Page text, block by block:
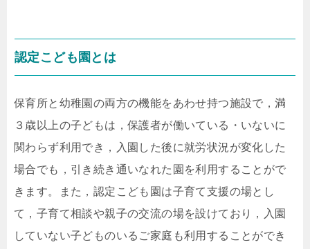
認定こども園とは
保育所と幼稚園の両方の機能をあわせ持つ施設で，満
３歳以上の子どもは，保護者が働いている・いないに
関わらず利用でき，入園した後に就労状況が変化した
場合でも，引き続き通いなれた園を利用することがで
きます。また，認定こども園は子育て支援の場とし
て，子育て相談や親子の交流の場を設けており，入園
していない子どものいるご家庭も利用することができ